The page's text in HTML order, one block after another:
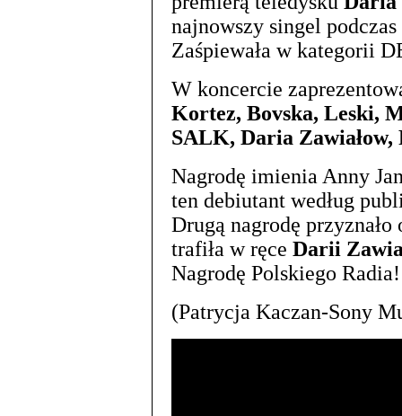
najnowszy singel
Zaśpiewała w kategorii
W koncercie
Kortez, Bovska, Leski,
SALK, Daria Zawiałow,
Nagrodę imienia Anny
ten debiutant według
Drugą nagrodę
trafiła w ręce Darii
Nagrodę Polskiego
(Patrycja Kaczan-Sony